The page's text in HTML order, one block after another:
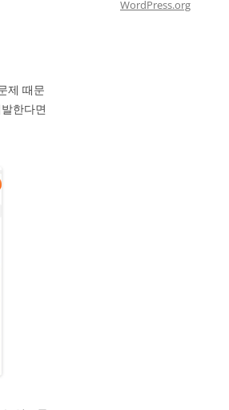
제 때문
한다면
WordPress.org